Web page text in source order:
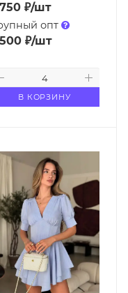
₽/шт
опт
₽/шт
В КОРЗИНУ